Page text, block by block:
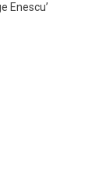
Enescu’